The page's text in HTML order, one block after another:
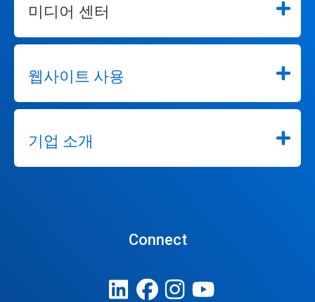
미디어 센터
웹사이트 사용
기업 소개
Connect